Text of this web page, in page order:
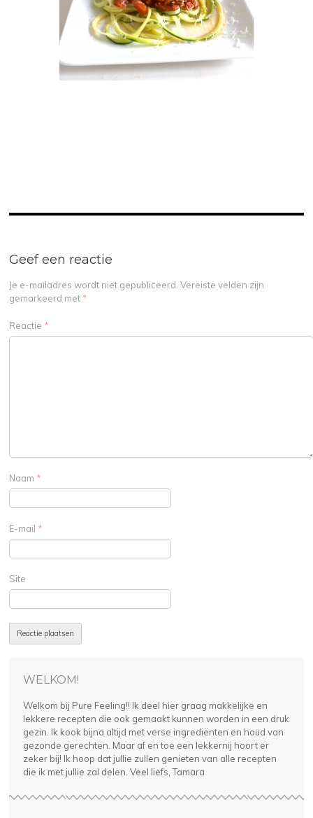
Geef een reactie
Je e-mailadres wordt niet gepubliceerd. Vereiste velden zijn
gemarkeerd met *
Reactie *
Naam *
E-mail *
Site
WELKOM!
Welkom bij Pure Feeling!! Ik deel hier graag makkelijke en
lekkere recepten die ook gemaakt kunnen worden in een druk
gezin. Ik kook bijna altijd met verse ingrediënten en houd van
gezonde gerechten. Maar af en toe een lekkernij hoort er
zeker bij! Ik hoop dat jullie zullen genieten van alle recepten
die ik met jullie zal delen. Veel liefs, Tamara